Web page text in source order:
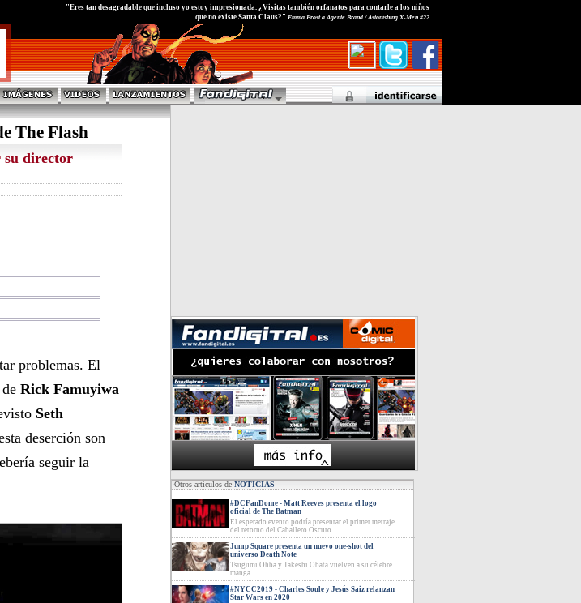
"Eres tan desagradable que incluso yo estoy impresionada. ¿Visitas también orfanatos para contarle a los niños
que no existe Santa Claus?" Emma Frost a Agente Brand / Astonishing X-Men #22
The Flash
su director
problemas. El
Rick Famuyiwa
Seth
deserción son
seguir la
·Otros artículos deNOTICIAS
#DCFanDome - Matt Reeves presenta el logo
oficial de The Batman
El esperado evento podría presentar el primer metraje
del retorno del Caballero Oscuro
Jump Square presenta un nuevo one-shot del
universo Death Note
Tsugumi Ohba y Takeshi Obata vuelven a su célebre
manga
#NYCC2019 - Charles Soule y Jesús Saiz relanzan
Star Wars en 2020